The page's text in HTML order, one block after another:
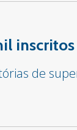
inscritos
de